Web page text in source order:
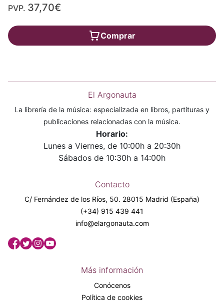
PVP. 37,70€
Comprar
El Argonauta
La librería de la música: especializada en libros, partituras y
publicaciones relacionadas con la música.
Horario:
Lunes a Viernes, de 10:00h a 20:30h
Sábados de 10:30h a 14:00h
Contacto
C/ Fernández de los Ríos, 50. 28015 Madrid (España)
(+34) 915 439 441
info@elargonauta.com
Más información
Conócenos
Política de cookies